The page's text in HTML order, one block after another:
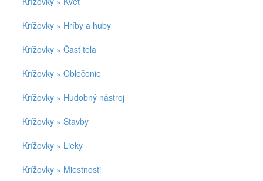
Krížovky » Hríby a huby
Krížovky » Časť tela
Krížovky » Oblečenie
Krížovky » Hudobný nástroj
Krížovky » Stavby
Krížovky » Lieky
Krížovky » Miestnosti